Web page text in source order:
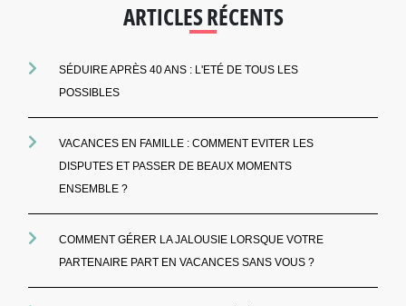
ARTICLES RÉCENTS
SÉDUIRE APRÈS 40 ANS : L'ETÉ DE TOUS LES
POSSIBLES
VACANCES EN FAMILLE : COMMENT EVITER LES
DISPUTES ET PASSER DE BEAUX MOMENTS
ENSEMBLE ?
COMMENT GÉRER LA JALOUSIE LORSQUE VOTRE
PARTENAIRE PART EN VACANCES SANS VOUS ?